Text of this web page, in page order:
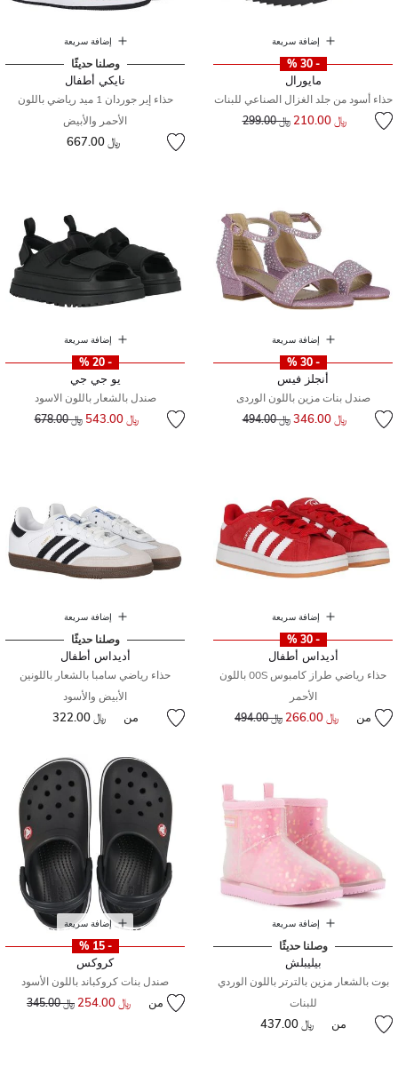
إضافة سريعة
- 30 %
مايورال
حذاء أسود من جلد الغزال الصناعي للبنات
﷼ 210.00 سعر مخفض من﷼ 299.00
إضافة سريعة
وصلنا حديثًا
نايكي أطفال
حذاء إير جوردان 1 ميد رياضي باللون
الأحمر والأبيض
﷼ 667.00
إضافة سريعة
- 30 %
أنجلز فيس
صندل بنات مزين باللون الوردى
﷼ 346.00 سعر مخفض من﷼ 494.00
إضافة سريعة
- 20 %
يو جي جي
صندل بالشعار باللون الاسود
﷼ 543.00 سعر مخفض من
﷼ 678.00 إلى
إضافة سريعة
- 30 %
أديداس أطفال
حذاء رياضي طراز كامبوس 00S باللون
الأحمر
من ﷼ 266.00 سعر مخفض من﷼ 494.00
إضافة سريعة
وصلنا حديثًا
أديداس أطفال
حذاء رياضي سامبا بالشعار باللونين
الأبيض والأسود
من ﷼ 322.00
إضافة سريعة
وصلنا حديثًا
بيليبلش
بوت بالشعار مزين بالترتر باللون الوردي
للبنات
من ﷼ 437.00
إضافة سريعة
- 15 %
كروكس
صندل بنات كروكباند باللون الأسود
من ﷼ 254.00 سعر مخفض من
﷼ 345.00 إلى